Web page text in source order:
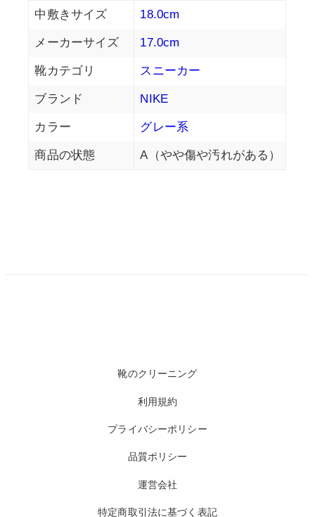
中敷きサイズ 18.0cm
メーカーサイズ 17.0cm
靴カテゴリ スニーカー
ブランド NIKE
カラー グレー系
商品の状態 A（やや傷や汚れがある）
靴のクリーニング
利用規約
プライバシーポリシー
品質ポリシー
運営会社
特定商取引法に基づく表記